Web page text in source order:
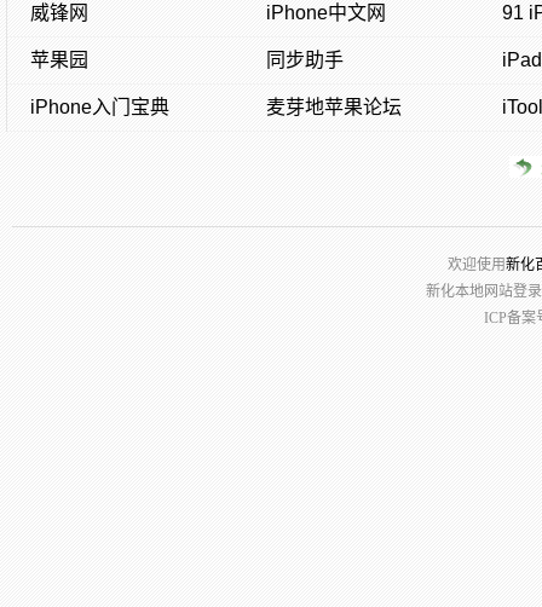
威锋网 iPhone中文网 91
苹果园 同步助手
iPhone入门宝典 麦芽地苹果论坛
欢迎使用新化
新化本地网站登
ICP备案